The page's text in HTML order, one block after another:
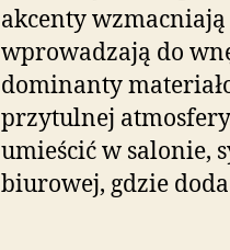
akcenty
wprowadzają do
dominanty
przytulnej
umieścić w salonie,
biurowej, gdzie